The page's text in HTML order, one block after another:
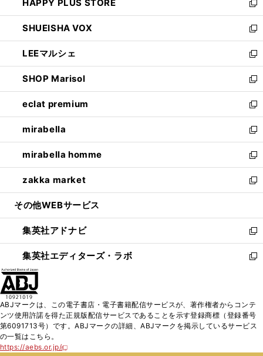
ド
ウ
で
開
く
ィ
ン
ド
ウ
で
開
く
い
ウ
ィ
ン
ド
ウ
で
開
く
HAPPY PLUS STORE
新
し
い
ウ
ィ
ン
ド
ウ
で
開
く
SHUEISHA VOX
新
し
い
ウ
ィ
ン
ド
ウ
で
開
く
LEEマルシェ
新
し
い
ウ
ィ
ン
ド
ウ
で
開
く
SHOP Marisol
新
し
い
ウ
ィ
ン
ド
ウ
で
開
eclat premium
新
し
い
ウ
ィ
ン
ド
ウ
開
く
mirabella
新
し
い
ウ
ィ
ン
ウ
で
開
く
mirabella homme
新
し
い
ウ
ン
ド
ウ
で
zakka market
新
し
ウ
ィ
ン
ド
く
その他WEBサービス
集英社アドナビ
新
し
い
ド
ウ
で
集英社エディターズ・ラボ
新
ィ
ン
ABJマークは、この電子書店・電子書籍配信サービスが、著作権者からコンテ
ンツ使用許諾を得た正規版配信サービスであることを示す登録商標（登録番号
第6091713号）です。ABJマークの詳細、ABJマークを掲示しているサービス
の一覧はこちら。
https://aebs.or.jp/
新